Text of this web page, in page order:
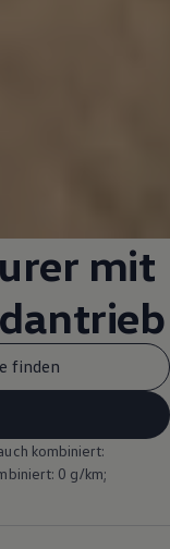
mit
finden
kombiniert:
0 g/km;